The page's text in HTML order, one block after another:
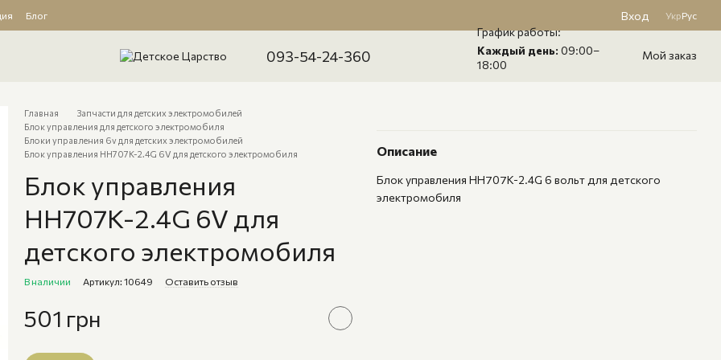
Блог
Вход УкрРус
093-54-24-360
График работы:
Каждый день: 09:00–
18:00
Мой заказ
Главная
Запчасти для детских электромобилей
Блок управления для детского электромобиля
Блоки управления 6v для детских электромобилей
Блок управления HH707K-2.4G 6V для детского электромобиля
Блок управления
HH707K-2.4G 6V для
детского электромобиля
В наличии Артикул: 10649 Оставить отзыв
501 грн
Описание
Блок управления HH707K-2.4G 6 вольт для детского
электромобиля